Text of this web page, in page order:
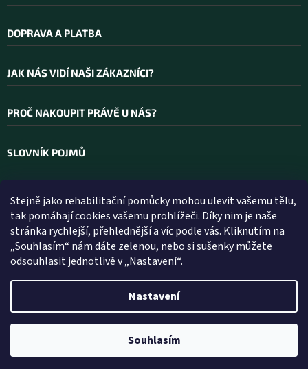
Stejně jako rehabilitační pomůcky mohou ulevit vašemu tělu,
tak pomáhají cookies vašemu prohlížeči. Díky nim je naše
stránka rychlejší, přehlednější a víc podle vás. Kliknutím na
„Souhlasím“ nám dáte zelenou, nebo si sušenky můžete
odsouhlasit jednotlivě v „Nastavení“.
Nastavení
Souhlasím
DOPRAVA A PLATBA
JAK NÁS VIDÍ NAŠI ZÁKAZNÍCI?
PROČ NAKOUPIT PRÁVĚ U NÁS?
SLOVNÍK POJMŮ
Kontakt
INFO@WELLEA.CZ
800 200 900
602 112 602
Vytvořil Shoptet